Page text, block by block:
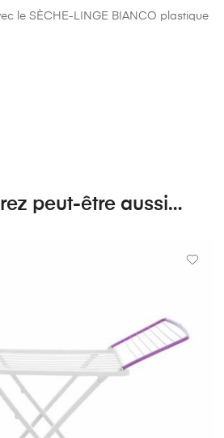
le SÈCHE-LINGE BIANCO plastique
peut-être aussi…